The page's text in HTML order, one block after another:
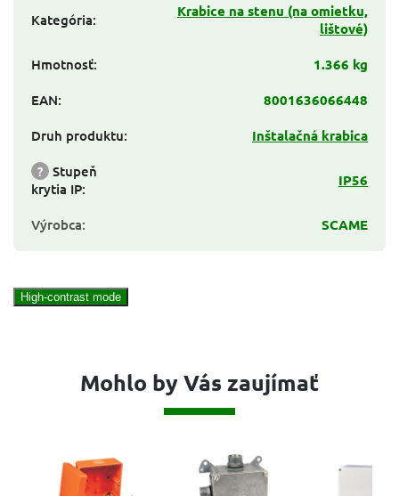
Kategória:
Krabice na stenu (na omietku,
lištové)
Hmotnosť:
1.366 kg
EAN:
8001636066448
Druh produktu:
Inštalačná krabica
? Stupeň
krytia IP: IP56
Výrobca: SCAME
High-contrast mode
Mohlo by Vás zaujímať